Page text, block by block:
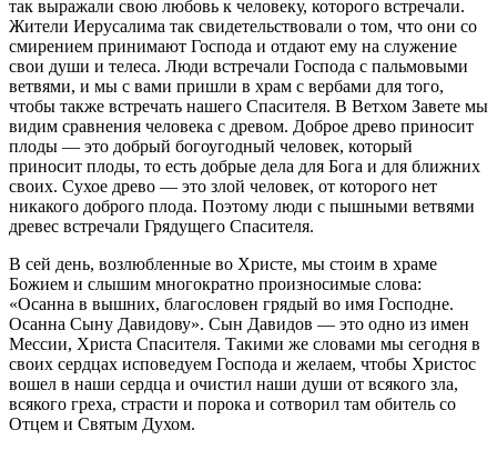
так выражали свою любовь к человеку, которого встречали.
Жители Иерусалима так свидетельствовали о том, что они со
смирением принимают Господа и отдают ему на служение
свои души и телеса. Люди встречали Господа с пальмовыми
ветвями, и мы с вами пришли в храм с вербами для того,
чтобы также встречать нашего Спасителя. В Ветхом Завете мы
видим сравнения человека с древом. Доброе древо приносит
плоды — это добрый богоугодный человек, который
приносит плоды, то есть добрые дела для Бога и для ближних
своих. Сухое древо — это злой человек, от которого нет
никакого доброго плода. Поэтому люди с пышными ветвями
древес встречали Грядущего Спасителя.
В сей день, возлюбленные во Христе, мы стоим в храме
Божием и слышим многократно произносимые слова:
«Осанна в вышних, благословен грядый во имя Господне.
Осанна Сыну Давидову». Сын Давидов — это одно из имен
Мессии, Христа Спасителя. Такими же словами мы сегодня в
своих сердцах исповедуем Господа и желаем, чтобы Христос
вошел в наши сердца и очистил наши души от всякого зла,
всякого греха, страсти и порока и сотворил там обитель со
Отцем и Святым Духом.